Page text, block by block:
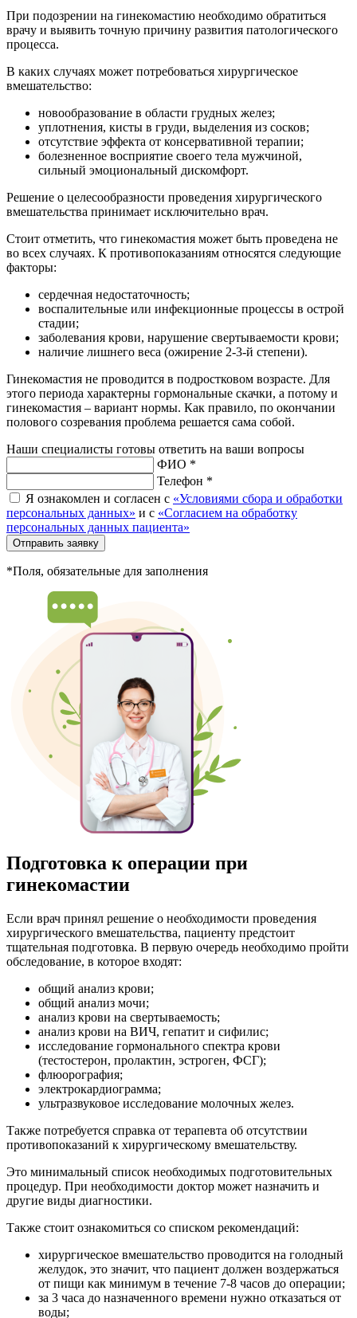
При подозрении на гинекомастию необходимо обратиться
врачу и выявить точную причину развития патологического
процесса.
В каких случаях может потребоваться хирургическое
вмешательство:
новообразование в области грудных желез;
уплотнения, кисты в груди, выделения из сосков;
отсутствие эффекта от консервативной терапии;
болезненное восприятие своего тела мужчиной,
сильный эмоциональный дискомфорт.
Решение о целесообразности проведения хирургического
вмешательства принимает исключительно врач.
Стоит отметить, что гинекомастия может быть проведена не
во всех случаях. К противопоказаниям относятся следующие
факторы:
сердечная недостаточность;
воспалительные или инфекционные процессы в острой
стадии;
заболевания крови, нарушение свертываемости крови;
наличие лишнего веса (ожирение 2-3-й степени).
Гинекомастия не проводится в подростковом возрасте. Для
этого периода характерны гормональные скачки, а потому и
гинекомастия – вариант нормы. Как правило, по окончании
полового созревания проблема решается сама собой.
Наши специалисты готовы ответить на ваши вопросы
ФИО *
Телефон *
Я ознакомлен и согласен с «Условиями сбора и обработки
персональных данных» и с «Согласием на обработку
персональных данных пациента»
Отправить заявку
*Поля, обязательные для заполнения
Подготовка к операции при
гинекомастии
Если врач принял решение о необходимости проведения
хирургического вмешательства, пациенту предстоит
тщательная подготовка. В первую очередь необходимо пройти
обследование, в которое входят:
общий анализ крови;
общий анализ мочи;
анализ крови на свертываемость;
анализ крови на ВИЧ, гепатит и сифилис;
исследование гормонального спектра крови
(тестостерон, пролактин, эстроген, ФСГ);
флюорография;
электрокардиограмма;
ультразвуковое исследование молочных желез.
Также потребуется справка от терапевта об отсутствии
противопоказаний к хирургическому вмешательству.
Это минимальный список необходимых подготовительных
процедур. При необходимости доктор может назначить и
другие виды диагностики.
Также стоит ознакомиться со списком рекомендаций:
хирургическое вмешательство проводится на голодный
желудок, это значит, что пациент должен воздержаться
от пищи как минимум в течение 7-8 часов до операции;
за 3 часа до назначенного времени нужно отказаться от
воды;